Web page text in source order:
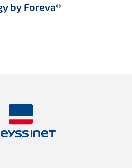
by Foreva®